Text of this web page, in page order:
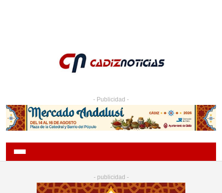
- Publicidad -
- publicidad -